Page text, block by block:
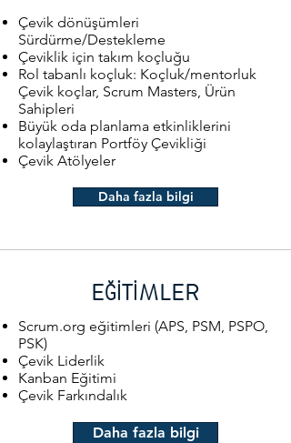
Çevik dönüşümleri
Sürdürme/Destekleme
Çeviklik için takım koçluğu
Rol tabanlı koçluk: Koçluk/mentorluk
Çevik koçlar, Scrum Masters, Ürün
Sahipleri
Büyük oda planlama etkinliklerini
kolaylaştıran Portföy Çevikliği
Çevik Atölyeler
Daha fazla bilgi
EĞİTİMLER
Scrum.org eğitimleri (APS, PSM, PSPO,
PSK)
Çevik Liderlik
Kanban Eğitimi
Çevik Farkındalık
Daha fazla bilgi